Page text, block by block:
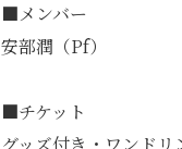
■メンバー
安部潤（Pf）
■チケット